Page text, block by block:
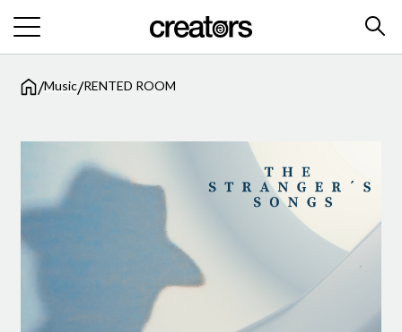
/Music/RENTED ROOM